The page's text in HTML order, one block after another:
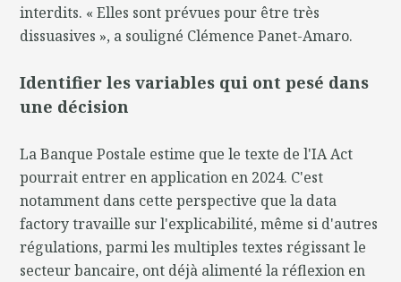
interdits. « Elles sont prévues pour être très
dissuasives », a souligné Clémence Panet-Amaro.
Identifier les variables qui ont pesé dans
une décision
La Banque Postale estime que le texte de l'IA Act
pourrait entrer en application en 2024. C'est
notamment dans cette perspective que la data
factory travaille sur l'explicabilité, même si d'autres
régulations, parmi les multiples textes régissant le
secteur bancaire, ont déjà alimenté la réflexion en